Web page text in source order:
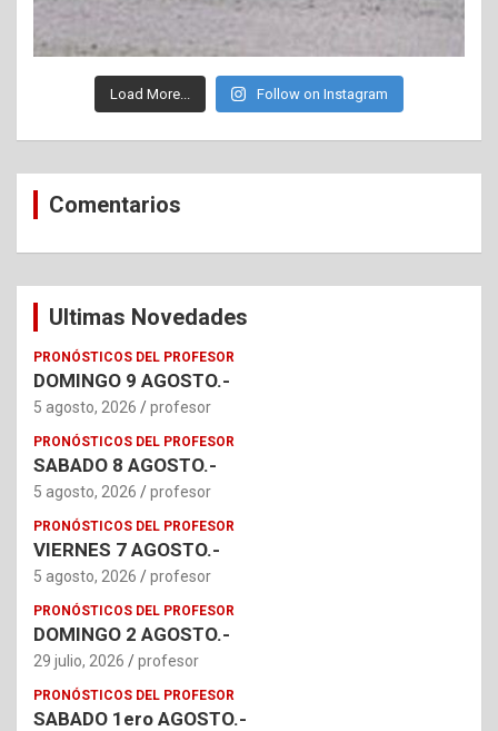
Load More... Follow on Instagram
Comentarios
Ultimas Novedades
PRONÓSTICOS DEL PROFESOR
DOMINGO 9 AGOSTO.-
5 agosto, 2026 profesor
PRONÓSTICOS DEL PROFESOR
SABADO 8 AGOSTO.-
5 agosto, 2026 profesor
PRONÓSTICOS DEL PROFESOR
VIERNES 7 AGOSTO.-
5 agosto, 2026 profesor
PRONÓSTICOS DEL PROFESOR
DOMINGO 2 AGOSTO.-
29 julio, 2026 profesor
PRONÓSTICOS DEL PROFESOR
SABADO 1ero AGOSTO.-